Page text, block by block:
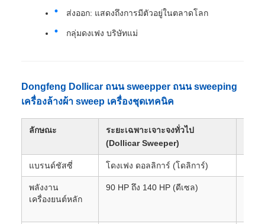
ส่งออก: แสดงถึงการมีตัวอยู่ในตลาดโลก
กลุ่มดงเฟง บริษัทแม่
Dongfeng Dollicar ถนน sweepper ถนน sweeping
เครื่องล้างผ้า sweep เครื่องชุดเทคนิค
ลักษณะ
ระยะเฉพาะเจาะจงทั่วไป
(Dollicar Sweeper)
แบรนด์ชัสซี่ โดงเฟง ดอลลิการ์ (โดลิการ์)
พลังงาน
เครื่องยนต์หลัก
90 HP ถึง 140 HP (ดีเซล)